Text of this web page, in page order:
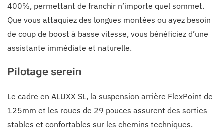
400%, permettant de franchir n’importe quel sommet.
Que vous attaquiez des longues montées ou ayez besoin
de coup de boost à basse vitesse, vous bénéficiez d’une
assistante immédiate et naturelle.
Pilotage serein
Le cadre en ALUXX SL, la suspension arrière FlexPoint de
125mm et les roues de 29 pouces assurent des sorties
stables et confortables sur les chemins techniques.